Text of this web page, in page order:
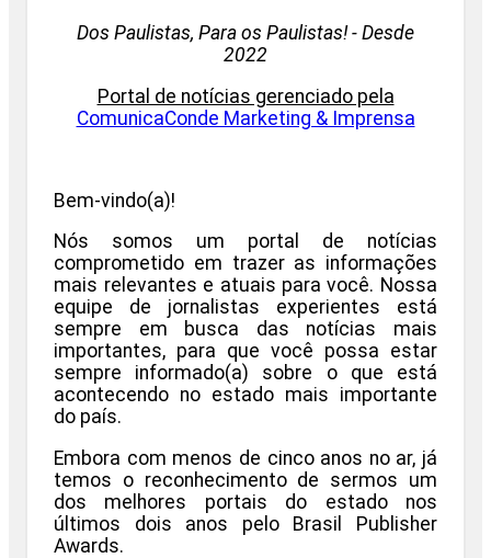
Dos Paulistas, Para os Paulistas! - Desde
2022
Portal de notícias gerenciado pela
ComunicaConde Marketing & Imprensa
Bem-vindo(a)!
Nós somos um portal de notícias
comprometido em trazer as informações
mais relevantes e atuais para você. Nossa
equipe de jornalistas experientes está
sempre em busca das notícias mais
importantes, para que você possa estar
sempre informado(a) sobre o que está
acontecendo no estado mais importante
do país.
Embora com menos de cinco anos no ar, já
temos o reconhecimento de sermos um
dos melhores portais do estado nos
últimos dois anos pelo Brasil Publisher
Awards.